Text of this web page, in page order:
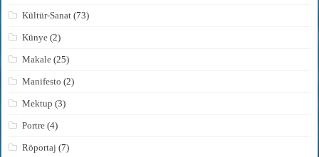
Kültür-Sanat (73)
Künye (2)
Makale (25)
Manifesto (2)
Mektup (3)
Portre (4)
Röportaj (7)